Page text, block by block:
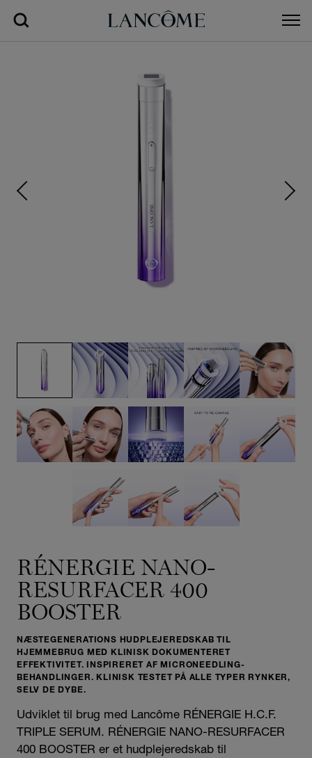
RÉNERGIE NANO-
RESURFACER 400
BOOSTER
NÆSTEGENERATIONS HUDPLEJEREDSKAB TIL
HJEMMEBRUG MED KLINISK DOKUMENTERET
EFFEKTIVITET. INSPIRERET AF MICRONEEDLING-
BEHANDLINGER. KLINISK TESTET PÅ ALLE TYPER RYNKER,
SELV DE DYBE.
Udviklet til brug med Lancôme RÉNERGIE H.C.F.
TRIPLE SERUM. RÉNERGIE NANO-RESURFACER
400 BOOSTER er et hudplejeredskab til